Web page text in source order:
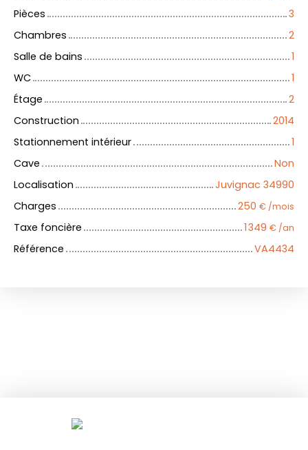
Pièces
3
Chambres
2
Salle de bains
1
WC
1
Étage
2
Construction
2014
Stationnement intérieur
1
Cave
Non
Localisation
Juvignac 34990
Charges
250 € /mois
Taxe foncière 1 349 € /an
Référence VA4434